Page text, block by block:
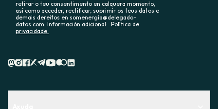
retirar o teu consentimento en calquera momento,
así como acceder, rectificar, suprimir os teus datos e
demais dereitos en somenergia@delegado-
datos.com. Información adicional: Política de
privacidade.